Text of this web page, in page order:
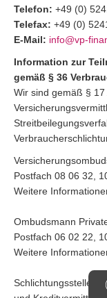
Telefon: +49 (0)
Telefax: +49 (0)
E-Mail: info@vp-
Information zur
gemäß § 36
Wir sind gemäß § 17
Postfach 08 06 32,
Weitere
Ombudsmann
Postfach 06 02 22,
Weitere
Schlichtungsstelle